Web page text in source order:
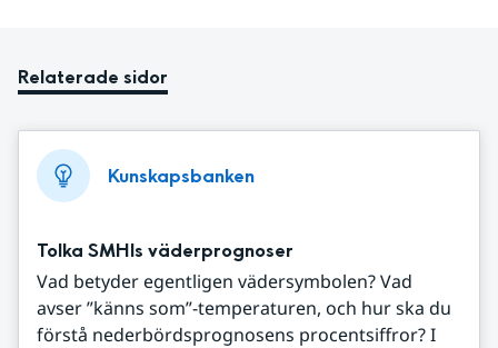
Relaterade sidor
Kunskapsbanken
Tolka SMHIs väderprognoser
Vad betyder egentligen vädersymbolen? Vad
avser ”känns som”-temperaturen, och hur ska du
förstå nederbördsprognosens procentsiffror? I